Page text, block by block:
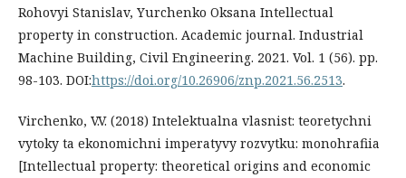
Rohovyi Stanislav, Yurchenko Oksana Intellectual
property in construction. Academic journal. Industrial
Machine Building, Civil Engineering. 2021. Vol. 1 (56). pp.
98-103. DOI:https://doi.org/10.26906/znp.2021.56.2513.
Virchenko, V.V. (2018) Intelektualna vlasnist: teoretychni
vytoky ta ekonomichni imperatyvy rozvytku: monohrafiia
[Intellectual property: theoretical origins and economic